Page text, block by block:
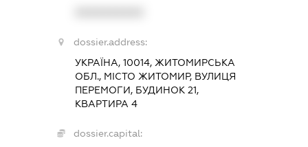
dossier.address:
УКРАЇНА, 10014, ЖИТОМИРСЬКА
ОБЛ., МІСТО ЖИТОМИР, ВУЛИЦЯ
ПЕРЕМОГИ, БУДИНОК 21,
КВАРТИРА 4
dossier.capital: